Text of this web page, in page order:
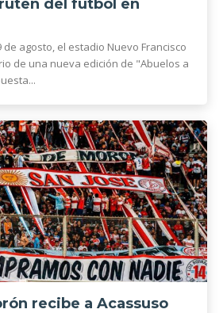
del fútbol en
de agosto, el estadio Nuevo Francisco
de una nueva edición de "Abuelos a
recibe a Acassuso